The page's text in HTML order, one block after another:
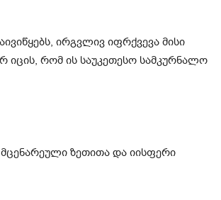
ირგვლივ იფრქვევა მისი
იცის, რომ ის საუკეთესო სამკურნალო